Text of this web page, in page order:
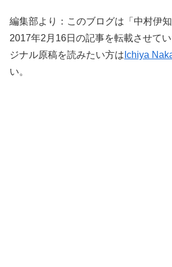
編集部より：このブログは「中村伊知
2017年2月16日の記事を転載させて
ジナル原稿を読みたい方は Ichiya
い。